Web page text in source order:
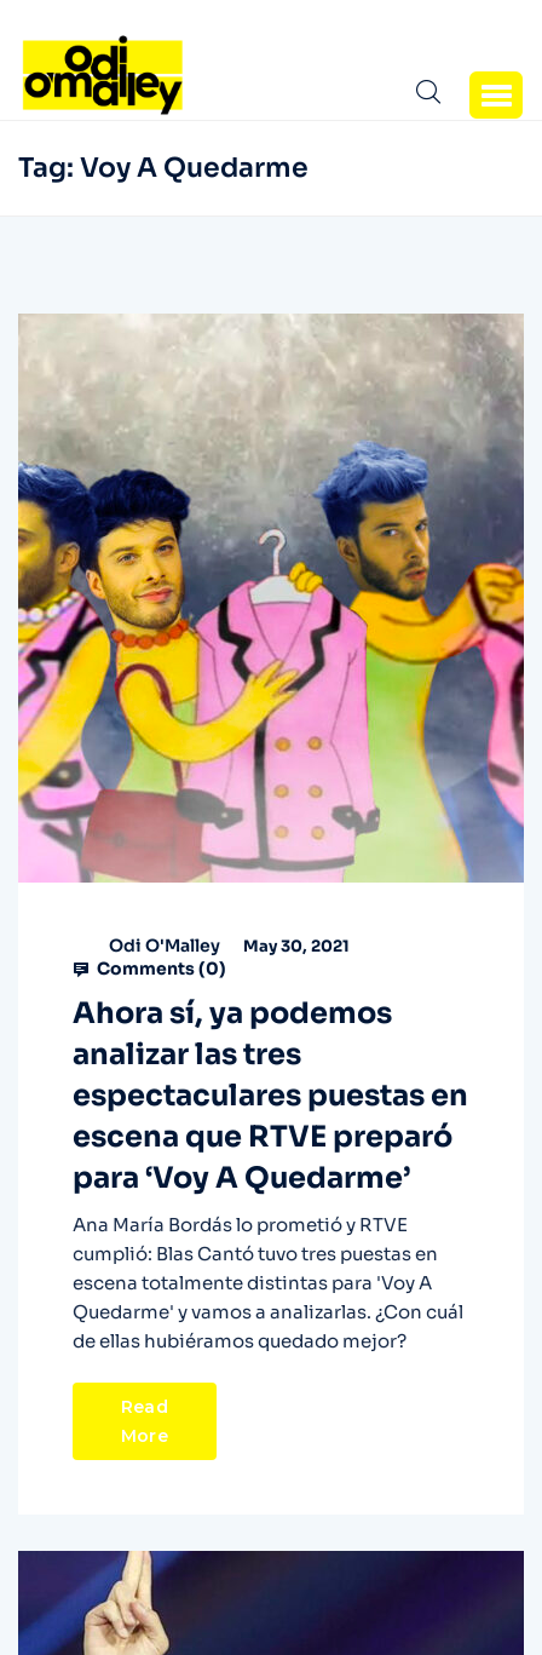
Tag: Voy A Quedarme
Odi O'Malley May 30, 2021
Comments (0)
Ahora sí, ya podemos
analizar las tres
espectaculares puestas en
escena que RTVE preparó
para ‘Voy A Quedarme’
Ana María Bordás lo prometió y RTVE
cumplió: Blas Cantó tuvo tres puestas en
escena totalmente distintas para 'Voy A
Quedarme' y vamos a analizarlas. ¿Con cuál
de ellas hubiéramos quedado mejor?
Read
More